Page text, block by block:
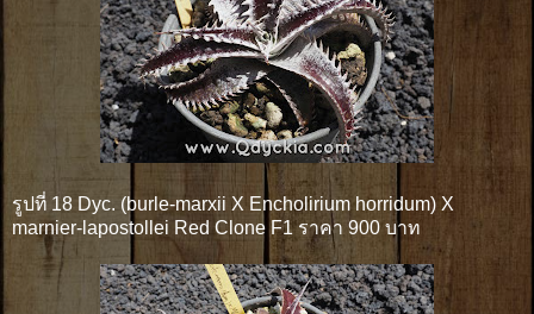
รูปที่ 18 Dyc. (burle-marxii X Encholirium horridum) X
marnier-lapostollei Red Clone F1 ราคา 900 บาท